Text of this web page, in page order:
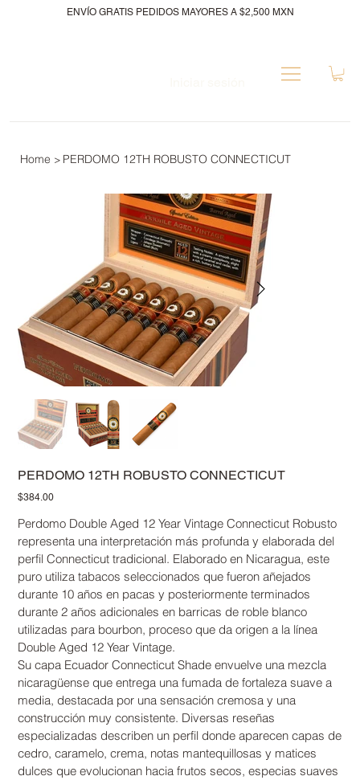
ENVÍO GRATIS PEDIDOS MAYORES A $2,500 MXN
Home > PERDOMO 12TH ROBUSTO CONNECTICUT
PERDOMO 12TH ROBUSTO CONNECTICUT
Precio
$384.00
Perdomo Double Aged 12 Year Vintage Connecticut Robusto
representa una interpretación más profunda y elaborada del
perfil Connecticut tradicional. Elaborado en Nicaragua, este
puro utiliza tabacos seleccionados que fueron añejados
durante 10 años en pacas y posteriormente terminados
durante 2 años adicionales en barricas de roble blanco
utilizadas para bourbon, proceso que da origen a la línea
Double Aged 12 Year Vintage.
Su capa Ecuador Connecticut Shade envuelve una mezcla
nicaragüense que entrega una fumada de fortaleza suave a
media, destacada por una sensación cremosa y una
construcción muy consistente. Diversas reseñas
especializadas describen un perfil donde aparecen capas de
cedro, caramelo, crema, notas mantequillosas y matices
dulces que evolucionan hacia frutos secos, especias suaves